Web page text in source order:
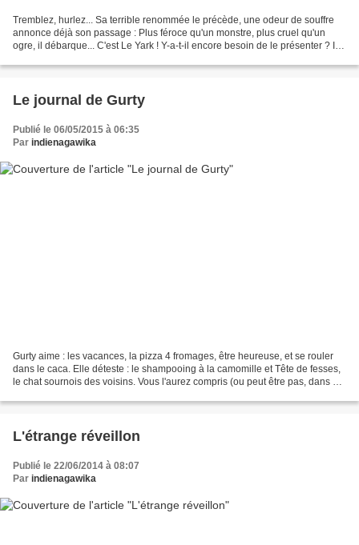
Tremblez, hurlez... Sa terrible renommée le précède, une odeur de souffre
annonce déjà son passage : Plus féroce qu'un monstre, plus cruel qu'un
ogre, il débarque... C'est Le Yark ! Y-a-t-il encore besoin de le présenter ? Il a
Le journal de Gurty
Publié le 06/05/2015 à 06:35
Par indienagawika
Gurty aime : les vacances, la pizza 4 fromages, être heureuse, et se rouler
dans le caca. Elle déteste : le shampooing à la camomille et Tête de fesses,
le chat sournois des voisins. Vous l'aurez compris (ou peut être pas, dans ce
L'étrange réveillon
Publié le 22/06/2014 à 08:07
Par indienagawika